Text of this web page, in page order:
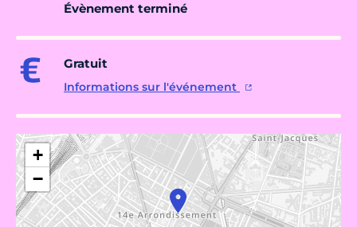
Évènement terminé
Gratuit
Informations sur l'événement
+
−